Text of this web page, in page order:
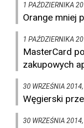
1 PAŹDZIERNIKA
Orange mniej
1 PAŹDZIERNIKA
MasterCard
zakupowych
30 WRZEŚNIA
Węgierski
30 WRZEŚNIA